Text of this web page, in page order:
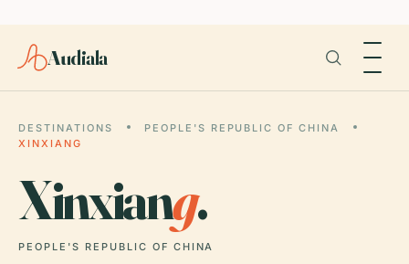
Audiala
DESTINATIONS
PEOPLE'S REPUBLIC OF CHINA
XINXIANG
Xinxiang.
PEOPLE'S REPUBLIC OF CHINA